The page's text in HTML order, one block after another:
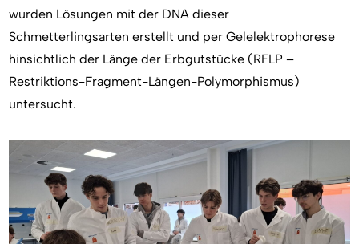
wurden Lösungen mit der DNA dieser
Schmetterlingsarten erstellt und per Gelelektrophorese
hinsichtlich der Länge der Erbgutstücke (RFLP –
Restriktions-Fragment-Längen-Polymorphismus)
untersucht.